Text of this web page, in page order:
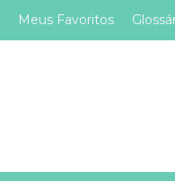
Meus Favoritos